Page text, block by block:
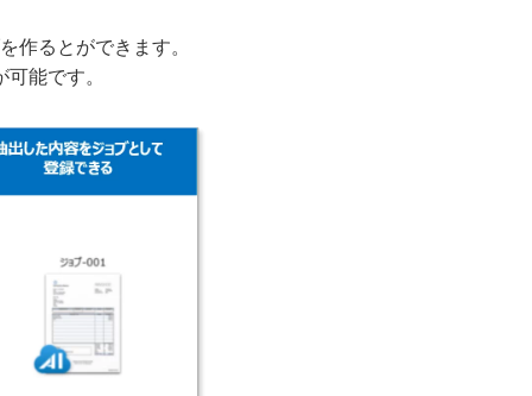
作るとができます。
能です。